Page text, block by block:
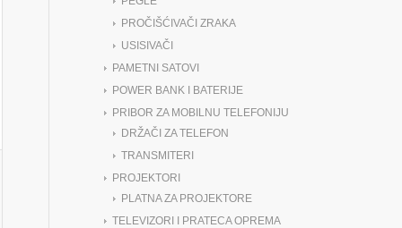
PROČIŠĆIVAČI ZRAKA
USISIVAČI
PAMETNI SATOVI
POWER BANK I BATERIJE
PRIBOR ZA MOBILNU TELEFONIJU
DRŽAČI ZA TELEFON
TRANSMITERI
PROJEKTORI
PLATNA ZA PROJEKTORE
TELEVIZORI I PRATECA OPREMA